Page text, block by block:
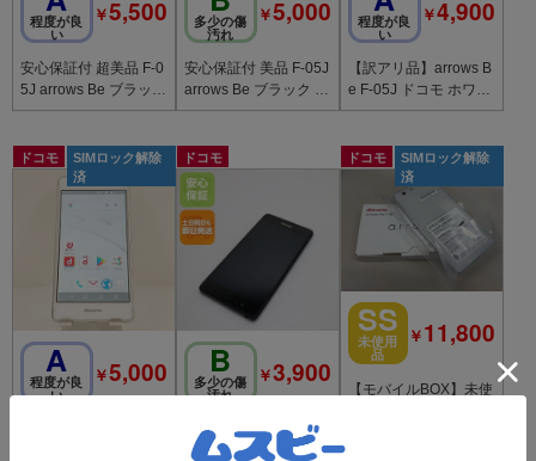
程度が良
い
￥5,500
安心保証付 超美品 F-0
5J arrows Be ブラック
白ロム 中古本体
多少の傷
汚れ
￥5,000
安心保証付 美品 F-05J
arrows Be ブラック 白
ロム 中古本体
程度が良
い
￥4,900
【訳アリ品】arrows B
e F-05J ドコモ ホワイ
ト c19848
ドコモ
SIMロック解除
済
A
程度が良
い
￥5,000
ドコモ
B
多少の傷
汚れ
￥3,900
安心保証付 美品 F-05J
arrows Be ブラック 白
ドコモ
SIMロック解除
済
SS
未使用
品
￥11,800
【モバイルBOX】未使